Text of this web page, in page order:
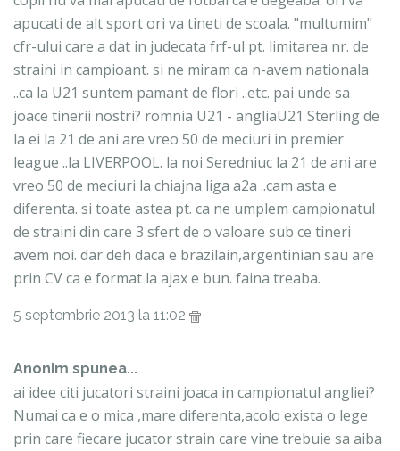
apucati de alt sport ori va tineti de scoala. "multumim"
cfr-ului care a dat in judecata frf-ul pt. limitarea nr. de
straini in campioant. si ne miram ca n-avem nationala
..ca la U21 suntem pamant de flori ..etc. pai unde sa
joace tinerii nostri? romnia U21 - angliaU21 Sterling de
la ei la 21 de ani are vreo 50 de meciuri in premier
league ..la LIVERPOOL. la noi Seredniuc la 21 de ani are
vreo 50 de meciuri la chiajna liga a2a ..cam asta e
diferenta. si toate astea pt. ca ne umplem campionatul
de straini din care 3 sfert de o valoare sub ce tineri
avem noi. dar deh daca e brazilain,argentinian sau are
prin CV ca e format la ajax e bun. faina treaba.
5 septembrie 2013 la 11:02
Anonim spunea...
ai idee citi jucatori straini joaca in campionatul angliei?
Numai ca e o mica ,mare diferenta,acolo exista o lege
prin care fiecare jucator strain care vine trebuie sa aiba